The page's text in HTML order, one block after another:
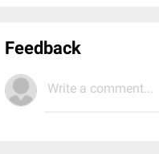
Feedback
Write a comment...